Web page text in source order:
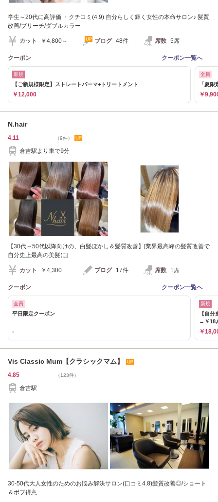
学生～20代に高評価 ・クチコミ(4.9) 自分らしく輝く女性の本命サロン♪ 髪質
改善/ブリーチ/ダブルカラー
カット ￥4,800～ ブログ 48件 席数 5席
クーポン クーポン一覧へ
新規
【ご新規様限定】ストレートパーマ+トリートメント
￥12,000
全員
「夏
￥
N.hair
4.11 （9件）
倉吉駅より車で9分
【30代～50代以降向けの、白髪ぼかし＆髪質改善】[業界最高峰の髪質改善で
自分史上最高の美髪に]
カット ￥4,300 ブログ 17件 席数 1席
クーポン クーポン一覧へ
全員
平日限定クーポン
-
新規
【自
→￥
￥
Vis Classic Mum【クラシックマム】
4.85 （123件）
倉吉駅
30-50代大人女性のためのお悩み解決サロン(口コミ4.8)髪質改善◎/ショート
＆ボブ得意